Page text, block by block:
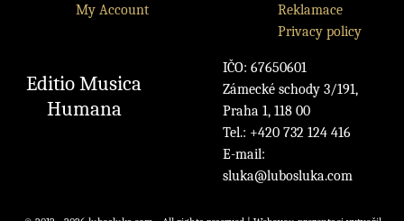
My Account
Reklamace
Privacy policy
Editio Musica
Humana
IČO: 67650601
Zámecké schody 3/191,
Praha 1, 118 00
Tel.: +420 732 124 416
E-mail:
sluka@lubosluka.com